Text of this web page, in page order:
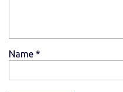
Name *